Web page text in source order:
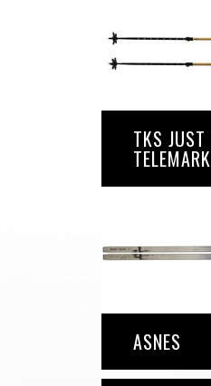
TKS JUST
TELEMARK
ASNES